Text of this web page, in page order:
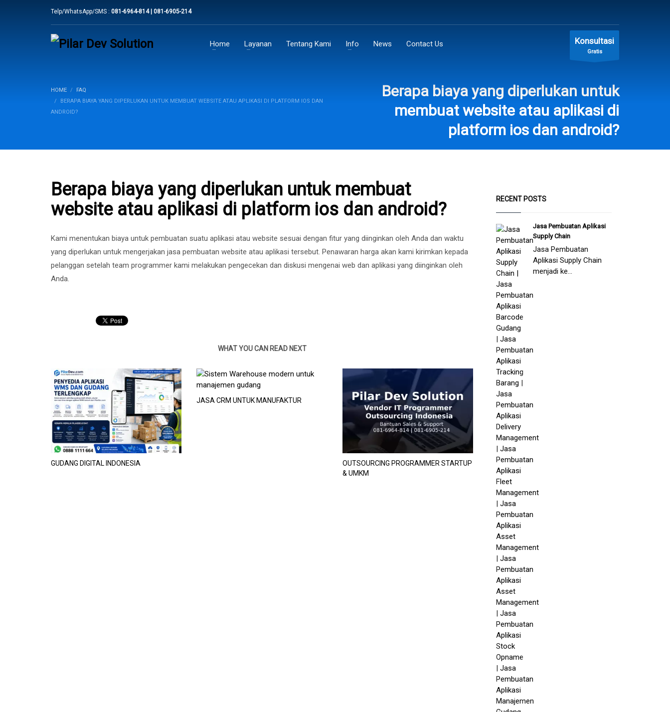
Telp/WhatsApp/SMS : 081-6964-814 | 081-6905-214
Home Layanan Tentang Kami Info News Contact Us Konsultasi
Gratis
HOME
FAQ
BERAPA BIAYA YANG DIPERLUKAN UNTUK MEMBUAT WEBSITE ATAU APLIKASI DI PLATFORM IOS DAN
ANDROID?
Berapa biaya yang diperlukan untuk
membuat website atau aplikasi di
platform ios dan android?
Berapa biaya yang diperlukan untuk membuat
website atau aplikasi di platform ios dan android?
Kami menentukan biaya untuk pembuatan suatu aplikasi atau website sesuai dengan fitur yang diinginkan oleh Anda dan waktu
yang diperlukan untuk mengerjakan jasa pembuatan website atau aplikasi tersebut. Penawaran harga akan kami kirimkan kepada
pelanggan setelah team programmer kami melakukan pengecekan dan diskusi mengenai web dan aplikasi yang diinginkan oleh
Anda.
WHAT YOU CAN READ NEXT
GUDANG DIGITAL INDONESIA
JASA CRM UNTUK MANUFAKTUR
OUTSOURCING PROGRAMMER STARTUP
& UMKM
RECENT POSTS
Jasa Pembuatan Aplikasi
Supply Chain
Jasa Pembuatan
Aplikasi Supply Chain
menjadi ke...